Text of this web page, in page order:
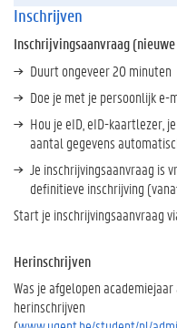
Inschrijven
Inschrijvingsaanvraag
Duurt ongeveer 20 minuten
Doe je met je persoonlijk e-
Hou je eID, eID-kaartlezer,
aantal gegevens
Je inschrijvingsaanvraag is
definitieve inschrijving
Start je inschrijvingsaanvraag
Herinschrijven
Was je afgelopen academiejaar
herinschrijven